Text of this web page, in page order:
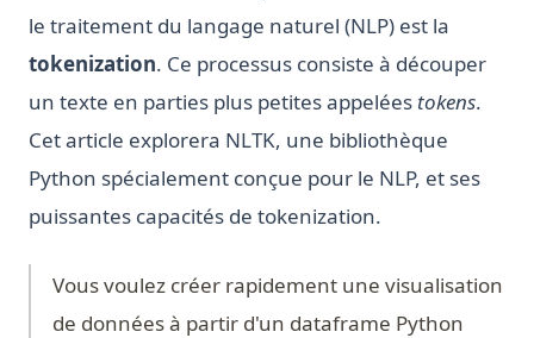
le traitement du langage naturel (NLP) est la
tokenization. Ce processus consiste à découper
un texte en parties plus petites appelées tokens.
Cet article explorera NLTK, une bibliothèque
Python spécialement conçue pour le NLP, et ses
puissantes capacités de tokenization.
Vous voulez créer rapidement une visualisation
de données à partir d'un dataframe Python